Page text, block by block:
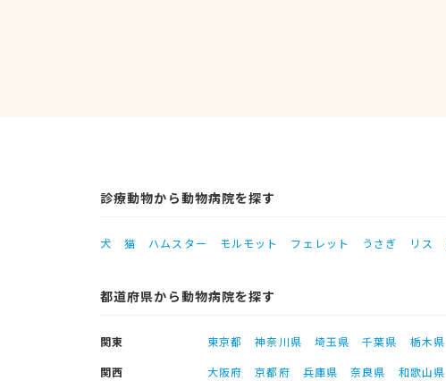
診療動物から動物病院を探す
犬 猫 ハムスター モルモット フェレット うさぎ リス
都道府県から動物病院を探す
関東 東京都 神奈川県 埼玉県 千葉県 栃木県
関西
大阪府 京都府 兵庫県 奈良県 和歌山県